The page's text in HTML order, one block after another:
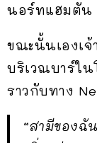
นอร์ทแฮมตัน
ขณะนั้นเองเจ้
บริเวณบาร์ใน
ราวกับทาง
“สามีของฉั